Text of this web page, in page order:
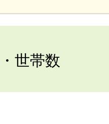
世帯数